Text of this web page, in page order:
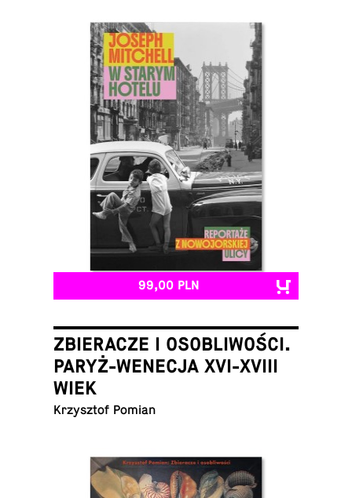
99,00 PLN
ZBIERACZE I OSOBLIWOŚCI.
PARYŻ-WENECJA XVI-XVIII
WIEK
Krzysz­tof Pomian